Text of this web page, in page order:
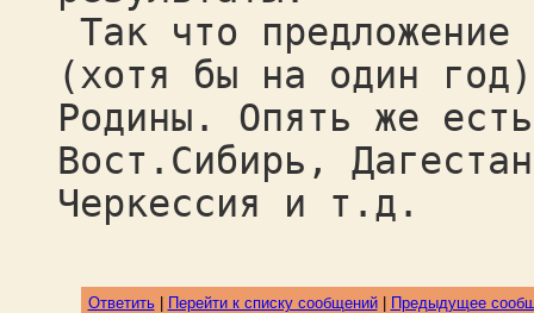
Так что
(хотя бы на один
Родины. Опять же
Вост.Сибирь,
Черкессия и т.д.
Ответить| Перейти к списку сообщений| Предыдущее